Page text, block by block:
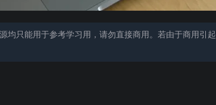
均只能用于参考学习用，请勿直接商用。若由于商用引